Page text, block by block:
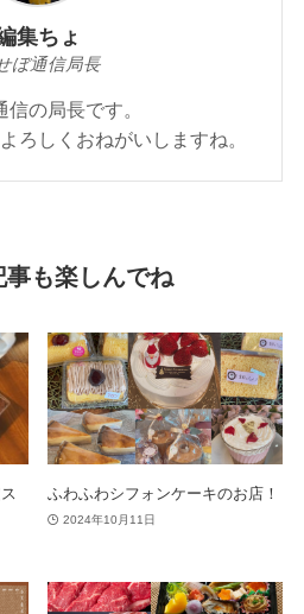
集ちょ
ぼ通信局長
信の局長です。
ろしくおねがいしますね。
も楽しんでね
ふわふわシフォンケーキのお店！
2024年10月11日